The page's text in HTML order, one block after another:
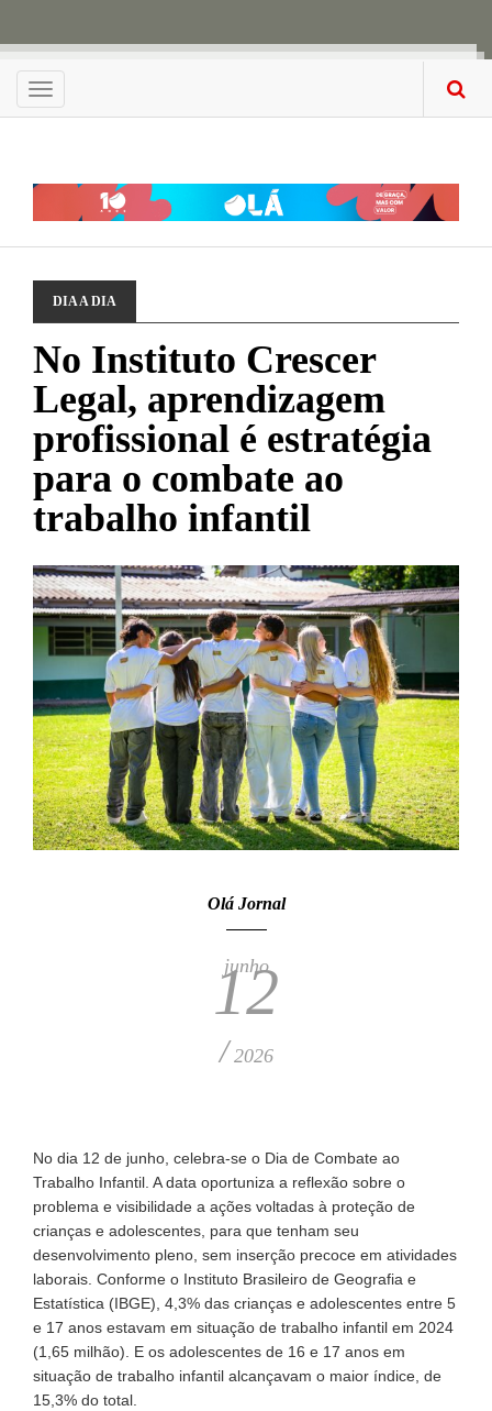
Menu
DIA A DIA
No Instituto Crescer
Legal, aprendizagem
profissional é estratégia
para o combate ao
trabalho infantil
Olá Jornal
junho
12
/ 2026
No dia 12 de junho, celebra-se o Dia de Combate ao
Trabalho Infantil. A data oportuniza a reflexão sobre o
problema e visibilidade a ações voltadas à proteção de
crianças e adolescentes, para que tenham seu
desenvolvimento pleno, sem inserção precoce em atividades
laborais. Conforme o Instituto Brasileiro de Geografia e
Estatística (IBGE), 4,3% das crianças e adolescentes entre 5
e 17 anos estavam em situação de trabalho infantil em 2024
(1,65 milhão). E os adolescentes de 16 e 17 anos em
situação de trabalho infantil alcançavam o maior índice, de
15,3% do total.